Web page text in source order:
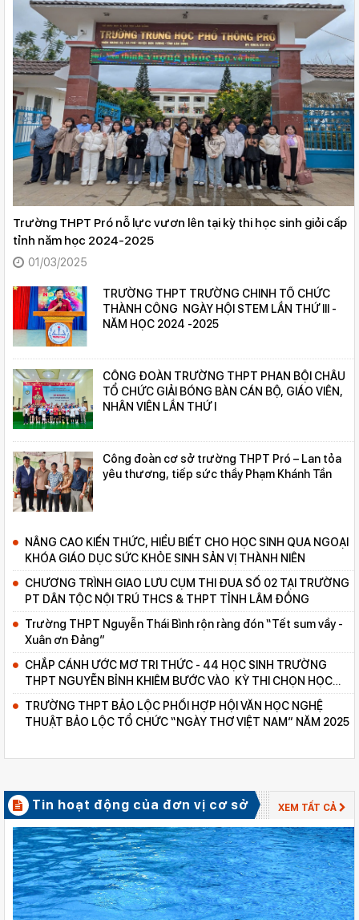
Trường THPT Pró nỗ lực vươn lên tại kỳ thi học sinh giỏi cấp
tỉnh năm học 2024-2025
01/03/2025
TRƯỜNG THPT TRƯỜNG CHINH TỔ CHỨC
THÀNH CÔNG NGÀY HỘI STEM LẦN THỨ III -
NĂM HỌC 2024 -2025
CÔNG ĐOÀN TRƯỜNG THPT PHAN BỘI CHÂU
TỔ CHỨC GIẢI BÓNG BÀN CÁN BỘ, GIÁO VIÊN,
NHÂN VIÊN LẦN THỨ I
Công đoàn cơ sở trường THPT Pró – Lan tỏa
yêu thương, tiếp sức thầy Phạm Khánh Tần
NÂNG CAO KIẾN THỨC, HIỂU BIẾT CHO HỌC SINH QUA NGOẠI
KHÓA GIÁO DỤC SỨC KHỎE SINH SẢN VỊ THÀNH NIÊN
CHƯƠNG TRÌNH GIAO LƯU CỤM THI ĐUA SỐ 02 TẠI TRƯỜNG
PT DÂN TỘC NỘI TRÚ THCS & THPT TỈNH LÂM ĐỒNG
Trường THPT Nguyễn Thái Bình rộn ràng đón “Tết sum vầy -
Xuân ơn Đảng”
CHẮP CÁNH ƯỚC MƠ TRI THỨC - 44 HỌC SINH TRƯỜNG
THPT NGUYỄN BỈNH KHIÊM BƯỚC VÀO KỲ THI CHỌN HỌC
SINH GIỎI CẤP TỈNH
TRƯỜNG THPT BẢO LỘC PHỐI HỢP HỘI VĂN HỌC NGHỆ
THUẬT BẢO LỘC TỔ CHỨC “NGÀY THƠ VIỆT NAM” NĂM 2025
Tin hoạt động của đơn vị cơ sở XEM TẤT CẢ